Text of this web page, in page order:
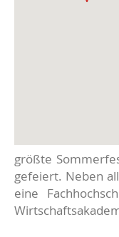
größte
gefeiert. Neben
eine